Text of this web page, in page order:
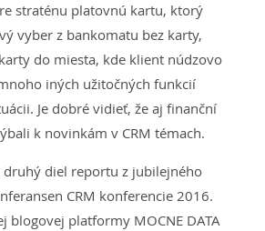
straténu platovnú kartu, ktorý
vyber z bankomatu bez karty,
do miesta, kde klient núdzovo
iných užitočných funkcií
Je dobré vidieť, že aj finanční
k novinkám v CRM témach.
druhý diel reportu z jubilejného
CRM konferencie 2016.
blogovej platformy MOCNE DATA